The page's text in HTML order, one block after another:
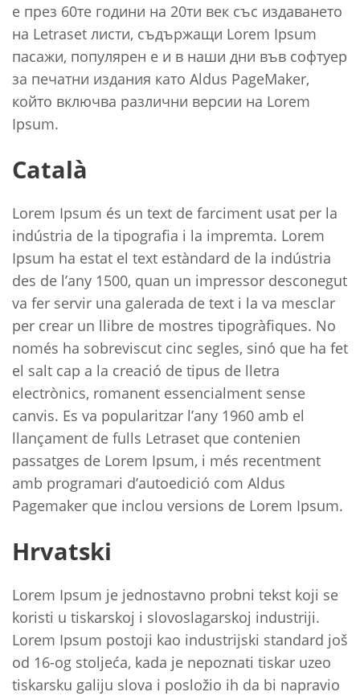
е през 60те години на 20ти век със издаването
на Letraset листи, съдържащи Lorem Ipsum
пасажи, популярен е и в наши дни във софтуер
за печатни издания като Aldus PageMaker,
който включва различни версии на Lorem
Ipsum.
Català
Lorem Ipsum és un text de farciment usat per la
indústria de la tipografia i la impremta. Lorem
Ipsum ha estat el text estàndard de la indústria
des de l’any 1500, quan un impressor desconegut
va fer servir una galerada de text i la va mesclar
per crear un llibre de mostres tipogràfiques. No
només ha sobreviscut cinc segles, sinó que ha fet
el salt cap a la creació de tipus de lletra
electrònics, romanent essencialment sense
canvis. Es va popularitzar l’any 1960 amb el
llançament de fulls Letraset que contenien
passatges de Lorem Ipsum, i més recentment
amb programari d’autoedició com Aldus
Pagemaker que inclou versions de Lorem Ipsum.
Hrvatski
Lorem Ipsum je jednostavno probni tekst koji se
koristi u tiskarskoj i slovoslagarskoj industriji.
Lorem Ipsum postoji kao industrijski standard još
od 16-og stoljeća, kada je nepoznati tiskar uzeo
tiskarsku galiju slova i posložio ih da bi napravio